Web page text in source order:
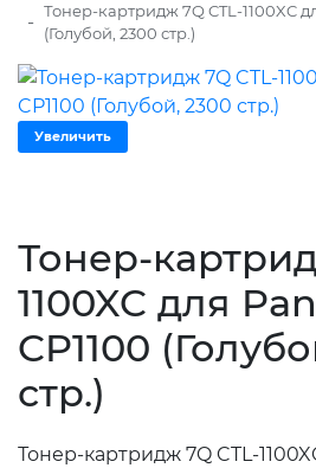
- Тонер-картридж 7Q CTL-1100XC
(Голубой, 2300 стр.)
Увеличить
Тонер-
1100XC для
CP1100
стр.)
Тонер-картридж 7Q CTL-